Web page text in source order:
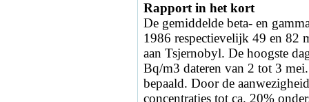
Rapport in het kort
De gemiddelde beta- en
1986 respectievelijk 49 en
aan Tsjernobyl. De hoogste
Bq/m3 dateren van 2 tot 3
bepaald. Door de
concentraties tot ca. 20%